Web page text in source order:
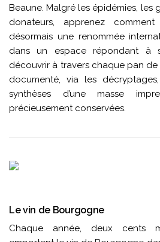
Beaune. Malgré les épidémies, les
donateurs, apprenez
désormais une renommée
dans un espace répondant à
découvrir à travers chaque pan
documenté, via les
synthèses d’une masse
précieusement conservées.
Le vin de Bourgogne
Chaque année, deux cents